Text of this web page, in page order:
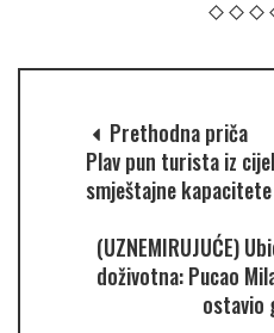
Prethodna priča
Plav pun turista iz
smještajne kapacitete
(UZNEMIRUJUĆE)
doživotna: Pucao
ostavio